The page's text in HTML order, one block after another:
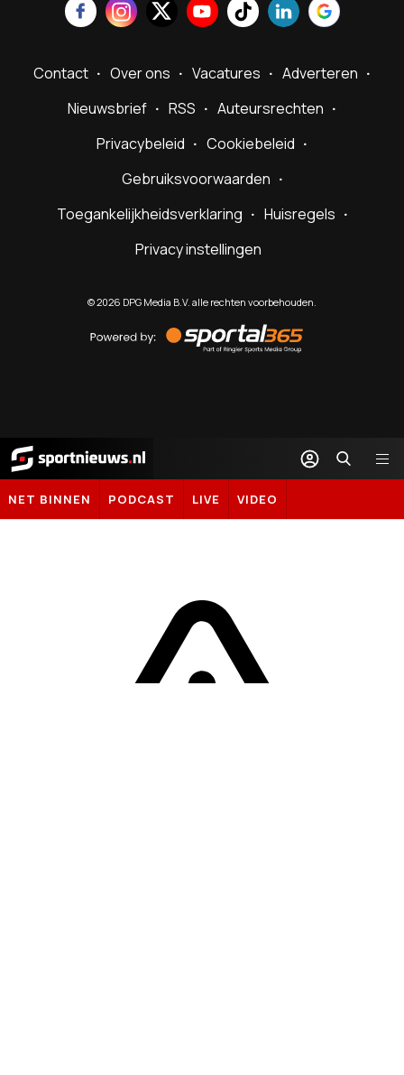
Contact Over ons Vacatures
Adverteren
Nieuwsbrief
RSS
Auteursrechten
Privacybeleid
Cookiebeleid
Gebruiksvoorwaarden
Toegankelijkheidsverklaring
Huisregels
Privacy instellingen
©2026 DPG Media B.V. alle rechten voorbehouden.
by
Sportal365
Sportnieuws.nl
NET BINNEN PODCAST LIVE VIDEO